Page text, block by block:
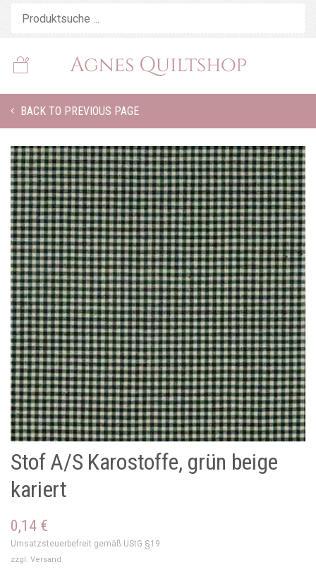
BACK TO PREVIOUS PAGE
Stof A/S Karostoffe, grün beige
kariert
0,14 €
Umsatzsteuerbefreit gemäß UStG §19
zzgl. Versand